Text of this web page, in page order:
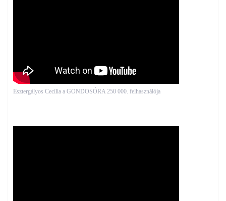
Esztergályos Cecília a GONDOSÓRA 250 000. felhasználója